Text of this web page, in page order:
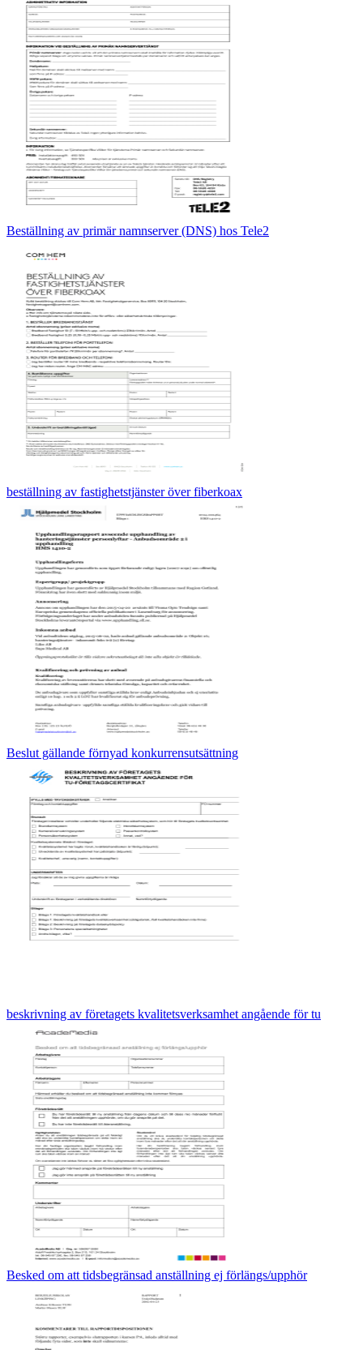
Beställning av primär namnserver (DNS) hos Tele2
beställning av fastighetstjänster över fiberkoax
Beslut gällande förnyad konkurrensutsättning
beskrivning av företagets kvalitetsverksamhet angående för tu
Besked om att tidsbegränsad anställning ej förlängs/upphör